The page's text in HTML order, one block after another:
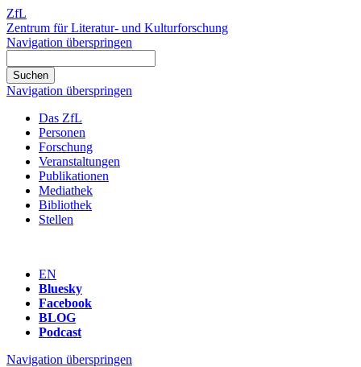
ZfL
Zentrum für Literatur- und Kulturforschung
Navigation überspringen
Navigation überspringen
Das ZfL
Personen
Forschung
Veranstaltungen
Publikationen
Mediathek
Bibliothek
Stellen
EN
Bluesky
Facebook
BLOG
Podcast
Navigation überspringen